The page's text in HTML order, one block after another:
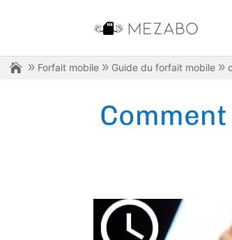
Forfait mobile Guide du forfait mobile